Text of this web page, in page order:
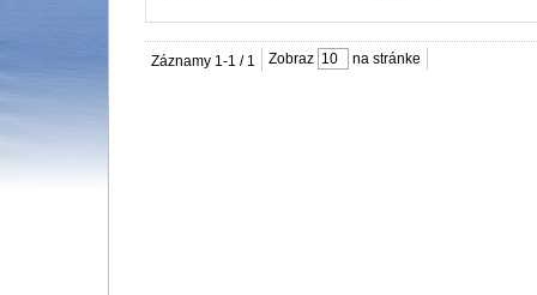
Záznamy 1-1 / 1 Zobraz na stránke